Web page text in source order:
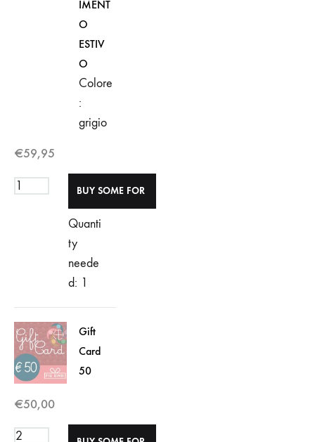
IMENT
O
ESTIV
O
Colore
:
grigio
€59,95
Quanti
ty
neede
d: 1
Gift
Card
50
€50,00